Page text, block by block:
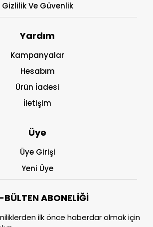
Gizlilik Ve Güvenlik
Yardım
Kampanyalar
Hesabım
Ürün İadesi
İletişim
Üye
Üye Girişi
Yeni Üye
BÜLTEN ABONELİĞİ
ilk önce haberdar olmak için